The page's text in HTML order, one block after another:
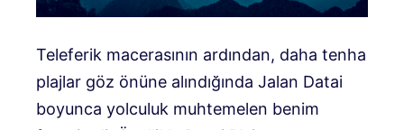
Teleferik macerasının ardından, daha tenha
plajlar göz önüne alındığında Jalan Datai
boyunca yolculuk muhtemelen benim